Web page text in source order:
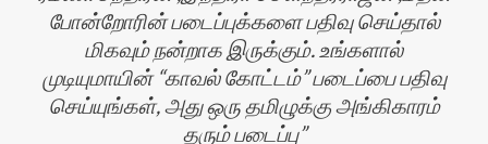
போன்றோரின் படைப்புக்களை பதிவு செய்தால்
மிகவும் நன்றாக இருக்கும். உங்களால்
முடியுமாயின் “காவல் கோட்டம்” படைப்பை பதிவு
செய்யுங்கள், அது ஒரு தமிழுக்கு அங்கிகாரம்
தரும் படைப்பு